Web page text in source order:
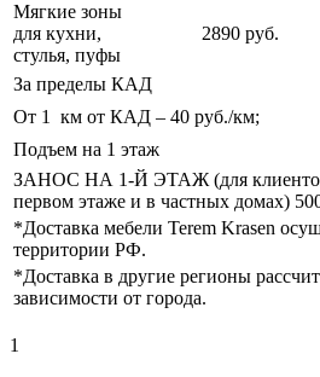
Мягкие зоны
для кухни,
стулья, пуфы
2890 руб.
За пределы КАД
От 1 км от КАД – 40 руб./км;
Подъем на 1 этаж
ЗАНОС НА 1-Й ЭТАЖ (для
первом этаже и в частных домах)
*Доставка мебели Terem Krasen
территории РФ.
*Доставка в другие регионы
зависимости от города.
1